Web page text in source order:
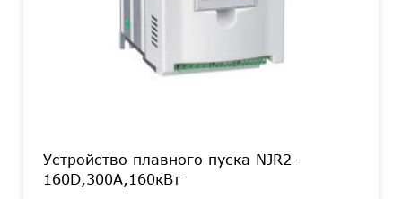
Устройство плавного пуска NJR2-
160D,300А,160кВт